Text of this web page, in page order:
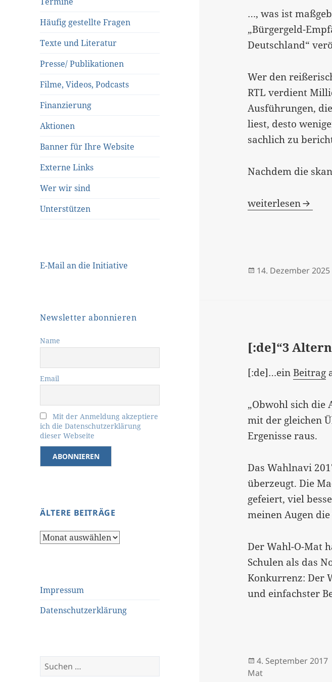
Häufig gestellte Fragen
Texte und Literatur
Presse/ Publikationen
Filme, Videos, Podcasts
Finanzierung
Aktionen
Banner für Ihre Website
Externe Links
Wer wir sind
Unterstützen
E-Mail an die Initiative
Newsletter abonnieren
Name
Email
Mit der Anmeldung akzeptiere
ich die Datenschutzerklärung
dieser Webseite
ÄLTERE BEITRÄGE
Ältere
Impressum
Datenschutzerklärung
Suchen
nach:
…, was ist
„Bürgergeld-
Deutschland“
Wer den
RTL verdient
Ausführungen,
liest, desto
sachlich zu
Nachdem die
Schlagzeile oder
weiterlesen
Veröffentlicht
14. Dezember 2025
[:de]“3
[:de]…einBeitrag
„Obwohl sich die
mit der gleichen
Ergenisse raus.
Das Wahlnavi
überzeugt. Die
gefeiert, viel
meinen Augen
Der Wahl-O-Mat
Schulen als das
Konkurrenz: Der
und einfachster
Veröffentlicht
am
4. September 2017
Mat